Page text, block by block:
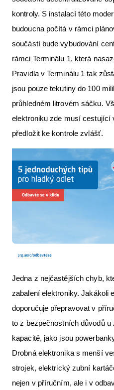
kontroly. S instalací této
budoucna počítá v rámci
součástí bude vybudování
rámci Terminálu 1, která
Pravidla v Terminálu 1 tak
jsou pouze tekutiny do 100
průhledném litrovém sáčku.
elektroniku zde musí cestující
předložit ke kontrole zvlášť.
Jedna z nejčastějších chyb,
zabalení elektroniky. Jakákoli
doporučuje přepravovat v
to z bezpečnostních důvodů
kapacitě, jako jsou
Drobná elektronika s menší
strojek, elektrický zubní
nejen v příručním, ale i v